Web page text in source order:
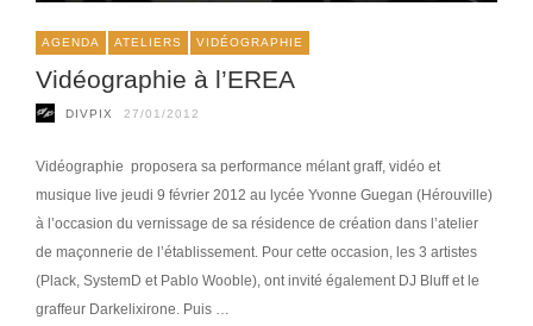
AGENDA ATELIERS VIDÉOGRAPHIE
Vidéographie à l’EREA
DIVPIX 27/01/2012
Vidéographie proposera sa performance mélant graff, vidéo et
musique live jeudi 9 février 2012 au lycée Yvonne Guegan (Hérouville)
à l’occasion du vernissage de sa résidence de création dans l’atelier
de maçonnerie de l’établissement. Pour cette occasion, les 3 artistes
(Plack, SystemD et Pablo Wooble), ont invité également DJ Bluff et le
graffeur Darkelixirone. Puis …